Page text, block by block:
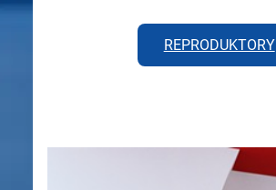
REPRODUKTORY